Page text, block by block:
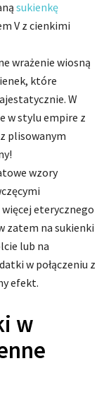
sukienkę
V z cienkimi
wrażenie wiosną
które
W
w stylu empire z
plisowanym
wzory
eterycznego
zatem na sukienki
lub na
w połączeniu z
efekt.
w